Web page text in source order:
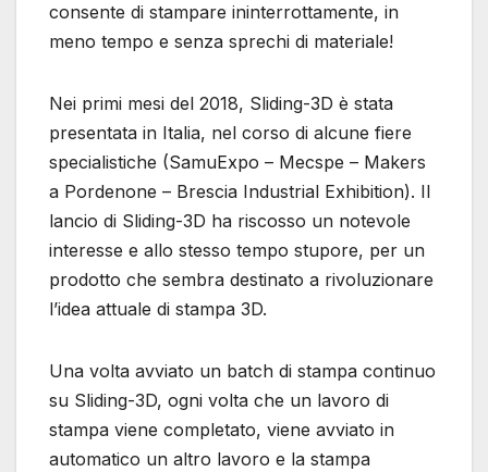
consente di stampare ininterrottamente, in
meno tempo e senza sprechi di materiale!
Nei primi mesi del 2018, Sliding-3D è stata
presentata in Italia, nel corso di alcune fiere
specialistiche (SamuExpo – Mecspe – Makers
a Pordenone – Brescia Industrial Exhibition). Il
lancio di Sliding-3D ha riscosso un notevole
interesse e allo stesso tempo stupore, per un
prodotto che sembra destinato a rivoluzionare
l’idea attuale di stampa 3D.
Una volta avviato un batch di stampa continuo
su Sliding-3D, ogni volta che un lavoro di
stampa viene completato, viene avviato in
automatico un altro lavoro e la stampa